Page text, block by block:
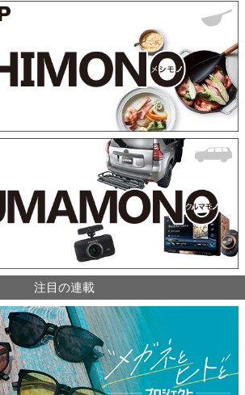
注目の連載